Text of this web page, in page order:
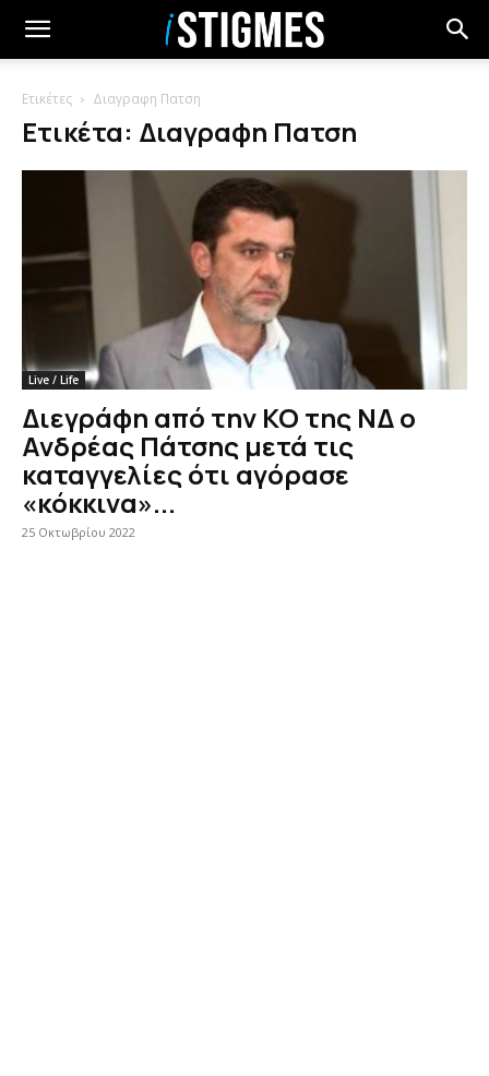
Ετικέτες Διαγραφη Πατση
Ετικέτα: Διαγραφη Πατση
Live / Life
Διεγράφη από την ΚΟ της ΝΔ ο
Ανδρέας Πάτσης μετά τις
καταγγελίες ότι αγόρασε
«κόκκινα»...
25 Οκτωβρίου 2022